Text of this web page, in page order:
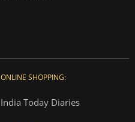
ONLINE SHOPPING:
India Today Diaries